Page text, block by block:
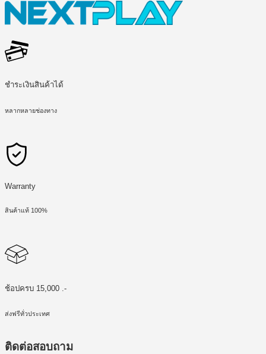
ชำระเงินสินค้าได้
หลากหลายช่องทาง
Warranty
สินค้าแท้ 100%
ช้อปครบ 15,000 .-
ส่งฟรีทั่วประเทศ
ติดต่อสอบถาม